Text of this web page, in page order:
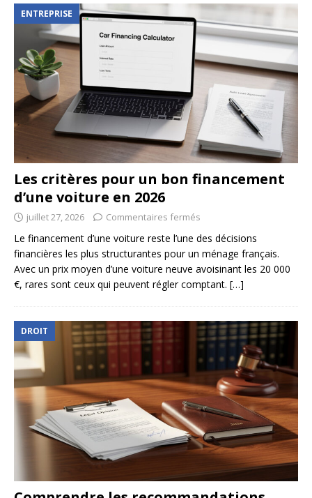
ENTREPRISE
Les critères pour un bon financement
d’une voiture en 2026
juillet 27, 2026 Commentaires fermés
Le financement d’une voiture reste l’une des décisions
financières les plus structurantes pour un ménage français.
Avec un prix moyen d’une voiture neuve avoisinant les 20 000
€, rares sont ceux qui peuvent régler comptant. […]
DROIT